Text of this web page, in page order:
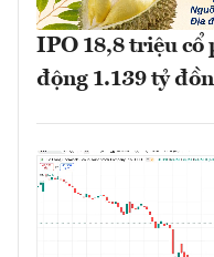
IPO 18,8 triệu
động 1.139 tỷ